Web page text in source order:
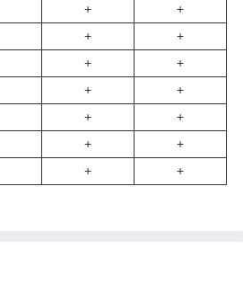
+
+
+
+
+
+
+
+
+
+
+
+
+ +